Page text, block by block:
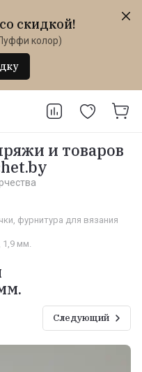
скидкой!
колор)
и товаров
фурнитура для вязания
1,9 мм.
Следующий